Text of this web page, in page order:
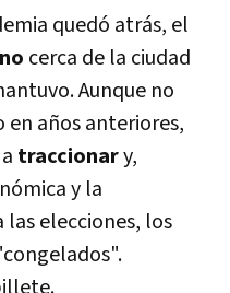
quedó atrás, el
cerca de la ciudad
Aunque no
en años anteriores,
traccionary,
y la
elecciones, los